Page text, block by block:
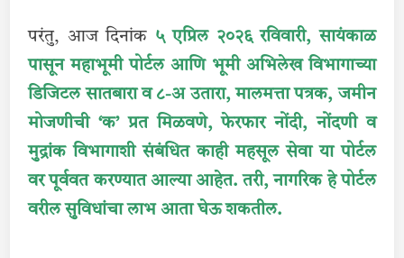
परंतु, आज दिनांक ५ एप्रिल २०२६ रविवारी, सायंकाळ
पासून महाभूमी पोर्टल आणि भूमी अभिलेख विभागाच्या
डिजिटल सातबारा व ८-अ उतारा, मालमत्ता पत्रक, जमीन
मोजणीची ‘क’ प्रत मिळवणे, फेरफार नोंदी, नोंदणी व
मुद्रांक विभागाशी संबंधित काही महसूल सेवा या पोर्टल
वर पूर्ववत करण्यात आल्या आहेत. तरी, नागरिक हे पोर्टल
वरील सुविधांचा लाभ आता घेऊ शकतील.